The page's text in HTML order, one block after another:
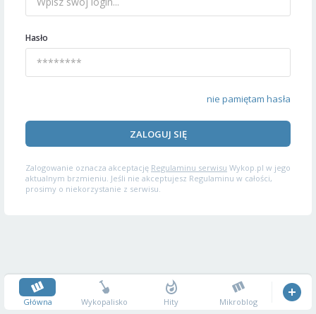
Hasło
nie pamiętam hasła
ZALOGUJ SIĘ
Zalogowanie oznacza akceptację Regulaminu serwisu Wykop.pl w jego
aktualnym brzmieniu. Jeśli nie akceptujesz Regulaminu w całości,
prosimy o niekorzystanie z serwisu.
Główna Wykopalisko Hity Mikroblog